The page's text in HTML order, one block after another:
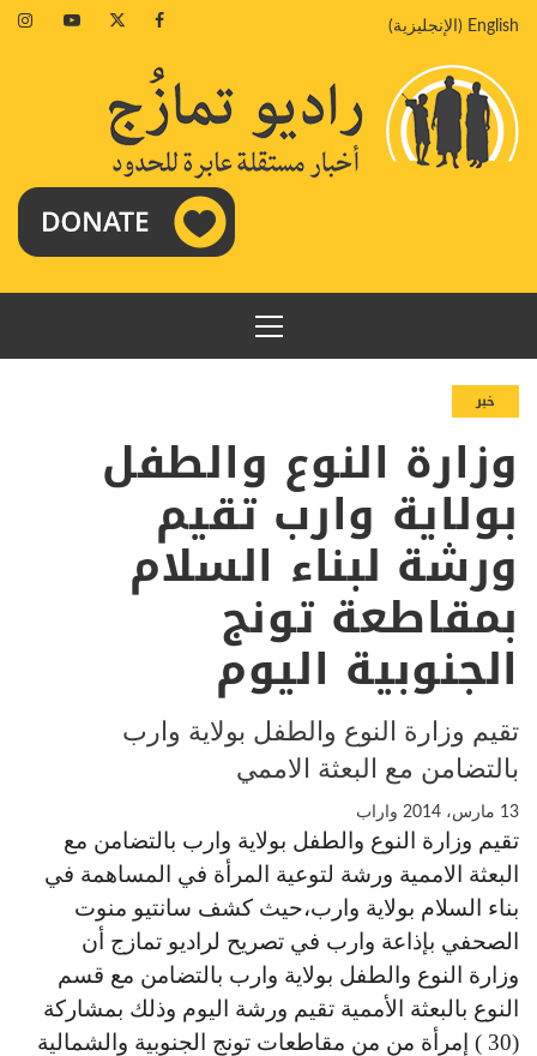
إلىEnglish
( الإنجليزية)
Facebook
Twitter
Youtube
القائمة
الرئيسية
خبر
وزارة النوع والطفل
بولاية وارب تقيم
ورشة لبناء السلام
بمقاطعة تونج
الجنوبية اليوم
تقيم وزارة النوع والطفل بولاية وارب
بالتضامن مع البعثة الاممي
13 مارس، 2014 واراب
تقيم وزارة النوع والطفل بولاية وارب بالتضامن مع
البعثة الاممية ورشة لتوعية المرأة في المساهمة في
بناء السلام بولاية وارب،حيث كشف سانتيو منوت
الصحفي بإذاعة وارب في تصريح لراديو تمازج أن
وزارة النوع والطفل بولاية وارب بالتضامن مع قسم
النوع بالبعثة الأممية تقيم ورشة اليوم وذلك بمشاركة
(30 ) إمرأة من من مقاطعات تونج الجنوبية والشمالية